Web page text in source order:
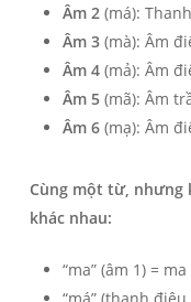
Âm 2(má):
Âm 3(mà): Âm
Âm 4(mả): Âm
Âm 5(mã): Âm
Âm 6(mạ): Âm
Cùng một từ, nhưng
khác nhau:
“ma” (âm 1) = ma